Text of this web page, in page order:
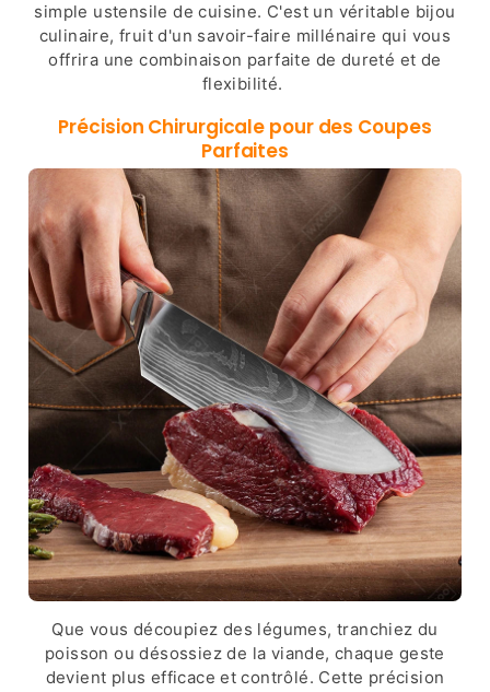
simple ustensile de cuisine. C'est un véritable bijou
culinaire, fruit d'un savoir-faire millénaire qui vous
offrira une combinaison parfaite de dureté et de
flexibilité.
Précision Chirurgicale pour des Coupes
Parfaites
Que vous découpiez des légumes, tranchiez du
poisson ou désossiez de la viande, chaque geste
devient plus efficace et contrôlé. Cette précision